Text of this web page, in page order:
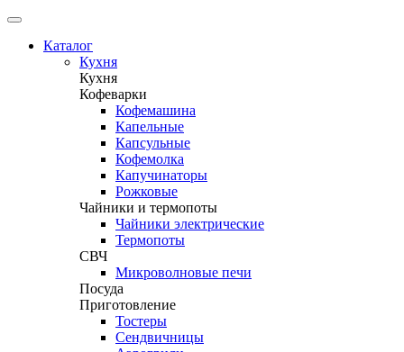
Каталог
Кухня
Кухня
Кофеварки
Кофемашина
Капельные
Капсульные
Кофемолка
Капучинаторы
Рожковые
Чайники и термопоты
Чайники электрические
Термопоты
СВЧ
Микроволновые печи
Посуда
Приготовление
Тостеры
Сендвичницы